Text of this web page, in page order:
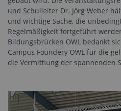
und Schulleiter Dr. Jörg Weber
und wichtige Sache, die
Regelmäßigkeit fortgeführt
Bildungsbrücken OWL bedankt
Campus Foundery OWL für die
die Vermittlung der spannenden